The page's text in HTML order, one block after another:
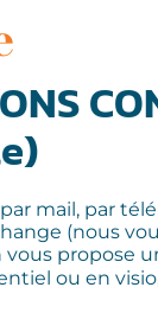
mail, par
(nous
propose
ou en